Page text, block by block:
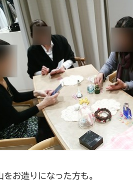
をお造りになった方も。